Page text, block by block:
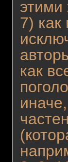
этими
7)
как